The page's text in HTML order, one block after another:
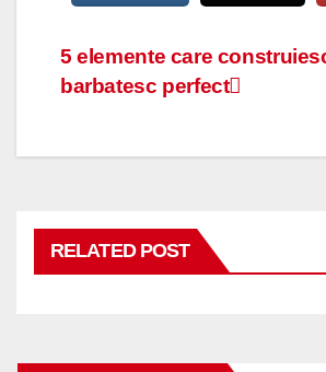
Navigare
articole
5 elemente care
barbatesc perfect
RELATED POST